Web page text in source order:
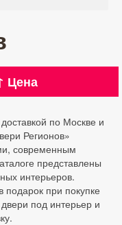
Цена
по Москве и
Регионов»
современным
представлены
интерьеров.
при покупке
под интерьер и